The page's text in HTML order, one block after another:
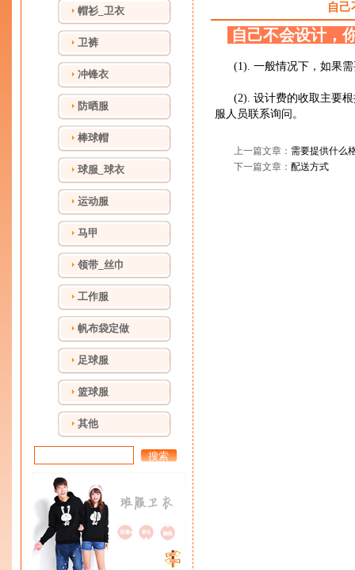
帽衫_卫衣
卫裤
冲锋衣
防晒服
棒球帽
球服_球衣
运动服
马甲
领带_丝巾
工作服
帆布袋定做
足球服
篮球服
其他
搜索
自己
自己不会设计，
(1). 一般情况下，如果
(2). 设计费的收取主要
服人员联系询问。
上一篇文章： 需要提供什么
下一篇文章： 配送方式